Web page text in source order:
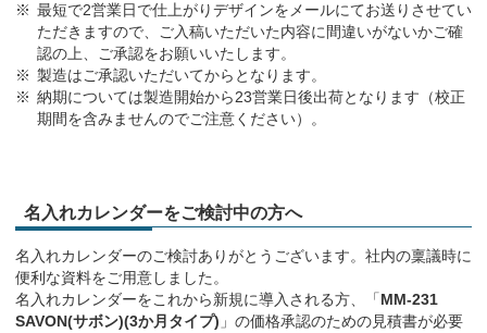
最短で2営業日で仕上がりデザインをメールにてお送りさせてい
ただきますので、ご入稿いただいた内容に間違いがないかご確
認の上、ご承認をお願いいたします。
製造はご承認いただいてからとなります。
納期については製造開始から23営業日後出荷となります（校正
期間を含みませんのでご注意ください）。
名入れカレンダーをご検討中の方へ
名入れカレンダーのご検討ありがとうございます。社内の稟議時に
便利な資料をご用意しました。
名入れカレンダーをこれから新規に導入される方、「MM-231
SAVON(サボン)(3か月タイプ) 」の価格承認のための見積書が必要